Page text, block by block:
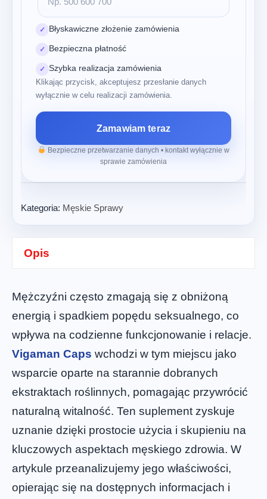
✓ Błyskawiczne złożenie zamówienia
✓ Bezpieczna płatność
✓ Szybka realizacja zamówienia
Klikając przycisk, akceptujesz przesłanie danych
wyłącznie w celu realizacji zamówienia.
Zamawiam teraz
Bezpieczne przetwarzanie danych • kontakt wyłącznie w
sprawie zamówienia
Kategoria: Męskie Sprawy
Opis
Mężczyźni często zmagają się z obniżoną
energią i spadkiem popędu seksualnego, co
wpływa na codzienne funkcjonowanie i relacje.
Vigaman Caps wchodzi w tym miejscu jako
wsparcie oparte na starannie dobranych
ekstraktach roślinnych, pomagając przywrócić
naturalną witalność. Ten suplement zyskuje
uznanie dzięki prostocie użycia i skupieniu na
kluczowych aspektach męskiego zdrowia. W
artykule przeanalizujemy jego właściwości,
opierając się na dostępnych informacjach i